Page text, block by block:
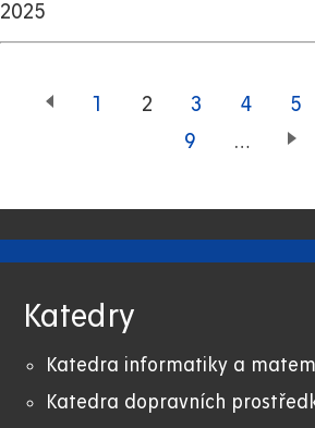
2025
Page
1
Aktuální
stránka
2 Page
3 Page
4 5
Page
9 …
Katedry
Katedra informatiky a
Katedra dopravních